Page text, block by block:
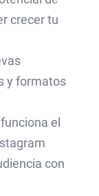
crecer tu
y formatos
el
con